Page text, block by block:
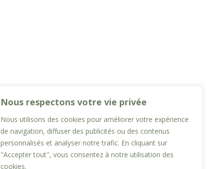
Nous respectons votre vie privée
Nous utilisons des cookies pour améliorer votre expérience
de navigation, diffuser des publicités ou des contenus
personnalisés et analyser notre trafic. En cliquant sur
"Accepter tout", vous consentez à notre utilisation des
cookies.